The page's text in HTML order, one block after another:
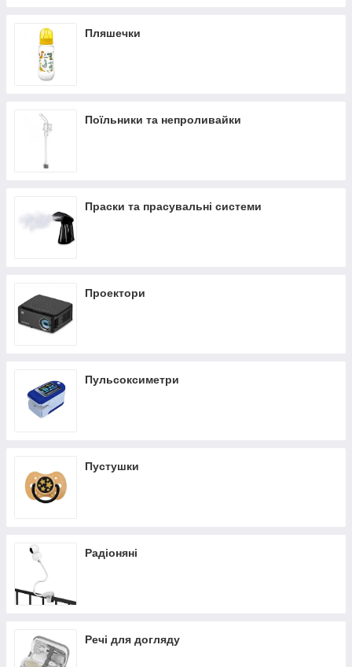
Пляшечки
Поїльники та непроливайки
Праски та прасувальні системи
Проектори
Пульсоксиметри
Пустушки
Радіоняні
Речі для догляду